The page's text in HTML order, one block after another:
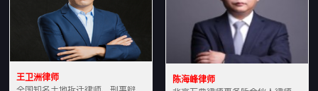
王卫洲律师
陈海峰律师